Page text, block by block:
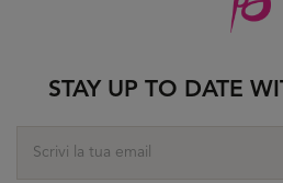
STAY UP TO DATE